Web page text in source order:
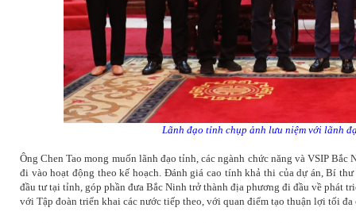
Lãnh đạo tỉnh chụp ảnh lưu niệm với lãnh
Ông Chen Tao mong muốn lãnh đạo tỉnh, các ngành chức năng và VSIP
đi vào hoạt động theo kế hoạch. Đánh giá cao tính khả thi của dự án, Bí
đầu tư tại tỉnh, góp phần đưa Bắc Ninh trở thành địa phương đi đầu về phát
với Tập đoàn triển khai các nước tiếp theo, với quan điểm tạo thuận lợi tối